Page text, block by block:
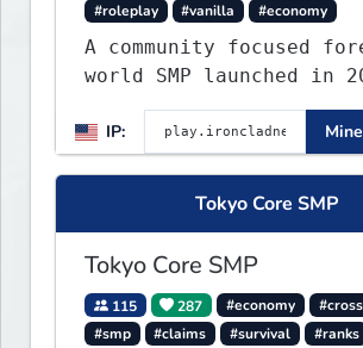
#roleplay
#vanilla #economy
A community focused
world SMP launched in
Large community-built
functioning spawn
no spawned in items or
IP:
Tokyo Core SMP
Tokyo Core SMP
115 287 #economy
#smp
#claims #survival #ranks